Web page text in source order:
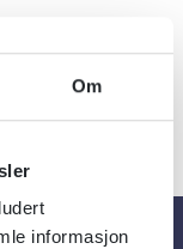
Om
informasjon